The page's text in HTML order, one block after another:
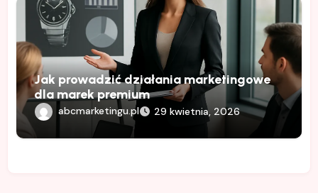
Jak prowadzić działania marketingowe
dla marek premium
abcmarketingu.pl 29 kwietnia, 2026